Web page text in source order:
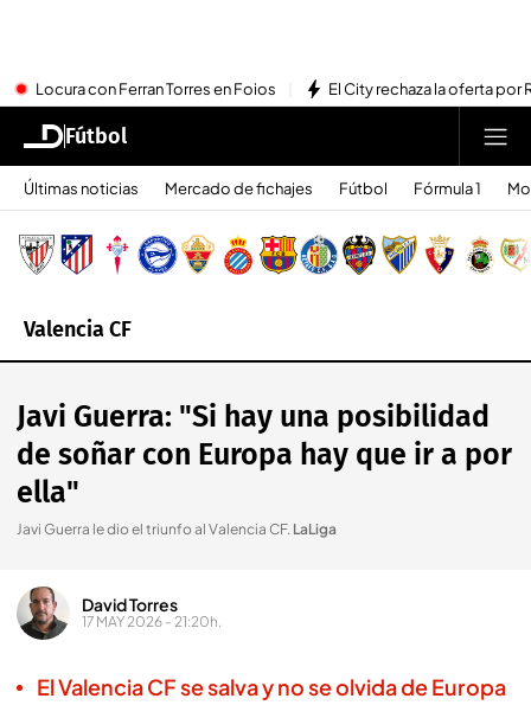
Locura con Ferran Torres en Foios El City rechaza la oferta por
Fútbol
Últimas noticias Mercado de fichajes Fútbol Fórmula 1
Valencia CF
Javi Guerra: "Si hay una posibilidad
de soñar con Europa hay que ir a por
ella"
Javi Guerra le dio el triunfo al Valencia CF. LaLiga
David Torres
17 MAY 2026 - 21:20h.
El Valencia CF se salva y no se olvida de Europa